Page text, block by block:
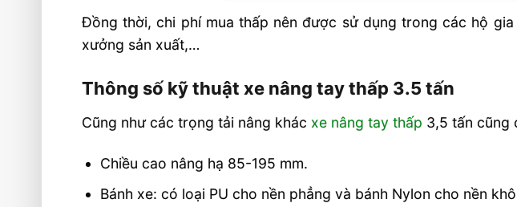
Đồng thời, chi phí mua thấp nên được sử dụng trong các hộ
xưởng sản xuất,…
Thông số kỹ thuật xe nâng tay thấp 3.5 tấn
Cũng như các trọng tải nâng khác xe nâng tay thấp 3,5 tấn cũng
Chiều cao nâng hạ 85-195 mm.
Bánh xe: có loại PU cho nền phẳng và bánh Nylon cho nền